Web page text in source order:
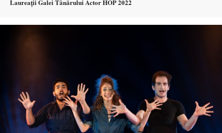
Laureații Galei Tânărului Actor HOP 2022